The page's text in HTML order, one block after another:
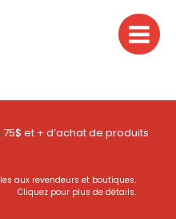
75$ et + d’achat de produits
aux revendeurs et boutiques.
Cliquez pour plus de détails.